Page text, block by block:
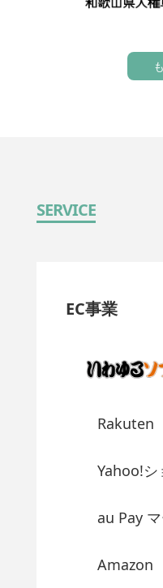
SERVICE
EC事業
Rakuten
Yahoo!シ
au Pay
Amazon